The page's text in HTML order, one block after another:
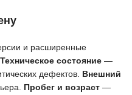
и расширенные
Техническое состояние —
дефектов. Внешний
Пробег и возраст —